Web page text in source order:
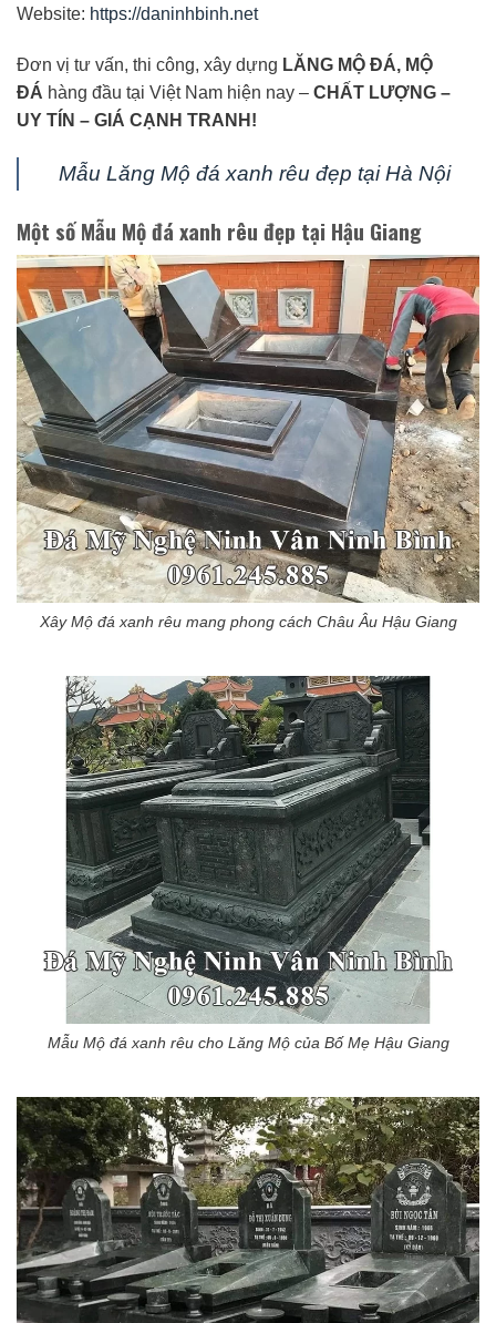
Website: https://daninhbinh.net
Đơn vị tư vấn, thi công, xây dựng LĂNG MỘ ĐÁ, MỘ
ĐÁ hàng đầu tại Việt Nam hiện nay – CHẤT LƯỢNG –
UY TÍN – GIÁ CẠNH TRANH!
Mẫu Lăng Mộ đá xanh rêu đẹp tại Hà Nội
Một số Mẫu Mộ đá xanh rêu đẹp tại Hậu Giang
Xây Mộ đá xanh rêu mang phong cách Châu Âu Hậu Giang
Mẫu Mộ đá xanh rêu cho Lăng Mộ của Bố Mẹ Hậu Giang